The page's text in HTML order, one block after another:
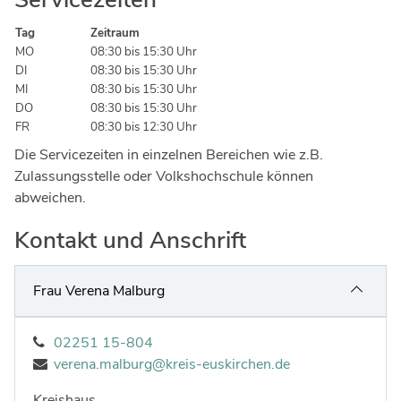
Umwelt & Nachhaltigkeit
Verkehr & Mobilität
Wirtschaft & Tourismus
Ingenieure
Gefahrenabwehr
Sozialarbeit
Interkulturelle Öffnung
Kreispolizeibehörde
Jobs bei allen Arbeitgebern im Kreisgebiet
Tag
Zeitraum
MO
08:30 bis 15:30 Uhr
DI
08:30 bis 15:30 Uhr
MI
08:30 bis 15:30 Uhr
DO
08:30 bis 15:30 Uhr
FR
08:30 bis 12:30 Uhr
Die Servicezeiten in einzelnen Bereichen wie z.B.
Zulassungsstelle oder Volkshochschule können
abweichen.
Kontakt und Anschrift
Frau Verena Malburg
02251 15-804
verena.malburg@kreis-euskirchen.de